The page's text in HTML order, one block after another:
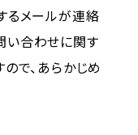
るメールが連絡
い合わせに関す
で、あらかじめ